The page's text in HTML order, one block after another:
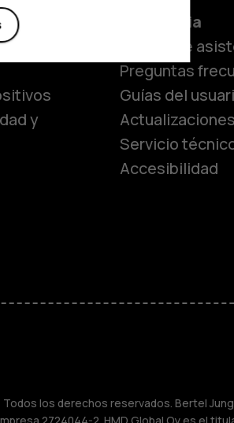
clásicos
M
y
Asistencia
Centro de
Preguntas
Guías del
Servicio
Accesibilidad
Todos los derechos reservados. Bertel